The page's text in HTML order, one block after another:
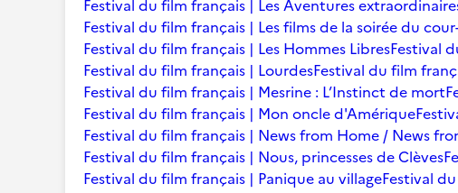
Festival du film français | Les Aventures
Festival du film français | Les films de la soirée du
Festival du film français | Les Hommes LibresFestival
Festival du film français | LourdesFestival du film
Festival du film français | Mesrine : L’Instinct de mort
Festival du film français | Mon oncle d'Amérique
Festival du film français | News from Home / News
Festival du film français | Nous, princesses de Clèves
Festival du film français | Panique au villageFestival